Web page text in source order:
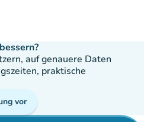
auf genauere Daten
praktische
vor